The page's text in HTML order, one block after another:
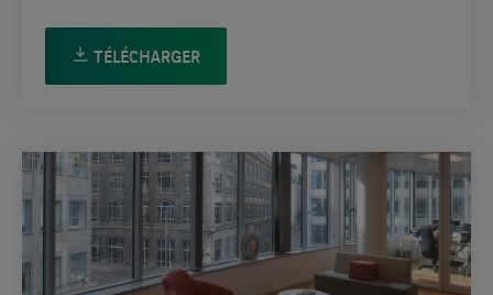
TÉLÉCHARGER